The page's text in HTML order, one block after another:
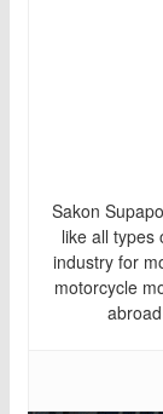
Sakon
like all types
industry for
motorcycle